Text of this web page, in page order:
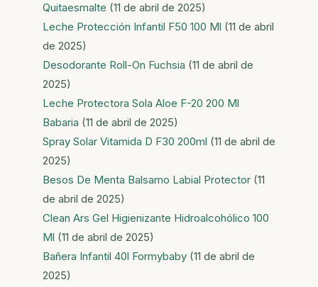
Quitaesmalte (11 de abril de 2025)
Leche Protección Infantil F50 100 Ml (11 de abril
de 2025)
Desodorante Roll-On Fuchsia (11 de abril de
2025)
Leche Protectora Sola Aloe F-20 200 Ml
Babaria (11 de abril de 2025)
Spray Solar Vitamida D F30 200ml (11 de abril de
2025)
Besos De Menta Balsamo Labial Protector (11
de abril de 2025)
Clean Ars Gel Higienizante Hidroalcohólico 100
Ml (11 de abril de 2025)
Bañera Infantil 40l Formybaby (11 de abril de
2025)